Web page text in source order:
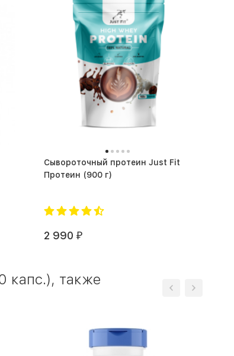
Сывороточный протеин Just Fit
Протеин (900 г)
2 990 ₽
капс.), также